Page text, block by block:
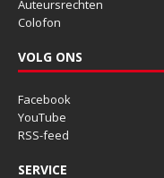
Auteursrechten
Colofon
VOLG ONS
Facebook
YouTube
RSS-feed
SERVICE